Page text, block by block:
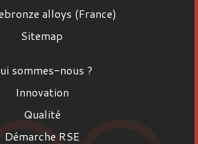
alloys (France)
Sitemap
sommes-nous ?
Innovation
Qualité
Démarche RSE